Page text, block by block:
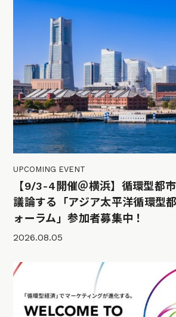
UPCOMING EVENT
【9/3-4開催＠横浜】循環型都
議論する「アジア太平洋循環型
ォーラム」参加者募集中！
2026.08.05